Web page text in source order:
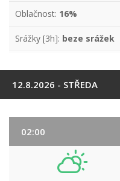
Oblačnost: 16%
Srážky [3h]: beze srážek
12.8.2026 - STŘEDA
02:00